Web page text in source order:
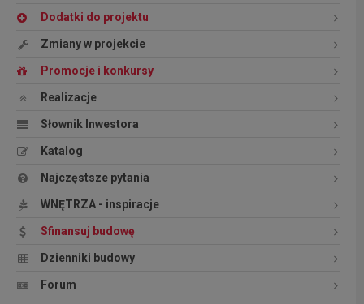
Dodatki do projektu
Zmiany w projekcie
Promocje i konkursy
Realizacje
Słownik Inwestora
Katalog
Najczęstsze pytania
WNĘTRZA - inspiracje
Sfinansuj budowę
Dzienniki budowy
Forum